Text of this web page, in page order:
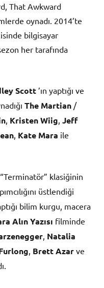
That Awkward
oynadı. 2014’te
bilgisayar
her tarafında
Scott ’ın yaptığı ve
The Martian /
Kristen Wiig Jeff
Kate Mara ile
“Terminatör” klasiğinin
üstlendiği
bilim kurgu, macera
Alın Yazısı filminde
Natalia
Brett Azar ve